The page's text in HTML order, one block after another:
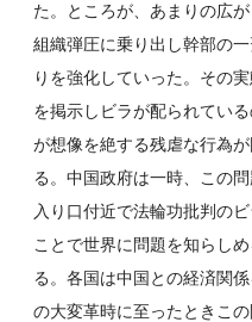
た。ところが、あまりの広
組織弾圧に乗り出し幹部の
りを強化していった。その
を掲示しビラが配られてい
が想像を絶する残虐な行為
る。中国政府は一時、この
入り口付近で法輪功批判の
ことで世界に問題を知らし
る。各国は中国との経済関
の大変革時に至ったときこ